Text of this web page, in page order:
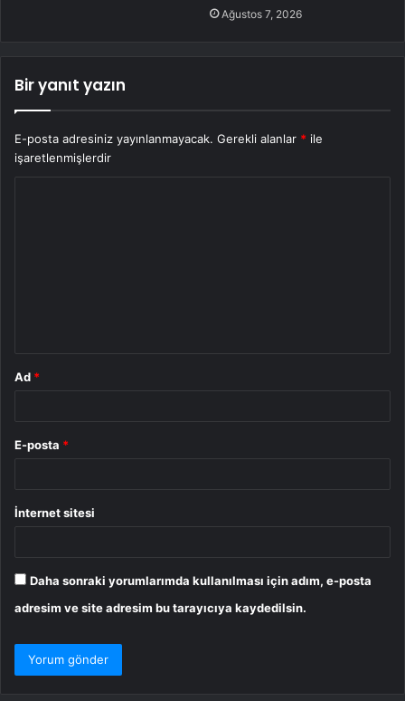
Ağustos 7, 2026
Bir yanıt yazın
E-posta adresiniz yayınlanmayacak. Gerekli alanlar * ile
işaretlenmişlerdir
Ad *
E-posta *
İnternet sitesi
Daha sonraki yorumlarımda kullanılması için adım, e-posta
adresim ve site adresim bu tarayıcıya kaydedilsin.